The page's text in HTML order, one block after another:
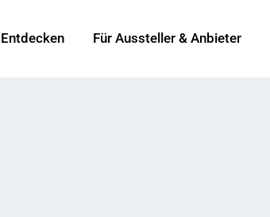
Entdecken Für Aussteller & Anbieter